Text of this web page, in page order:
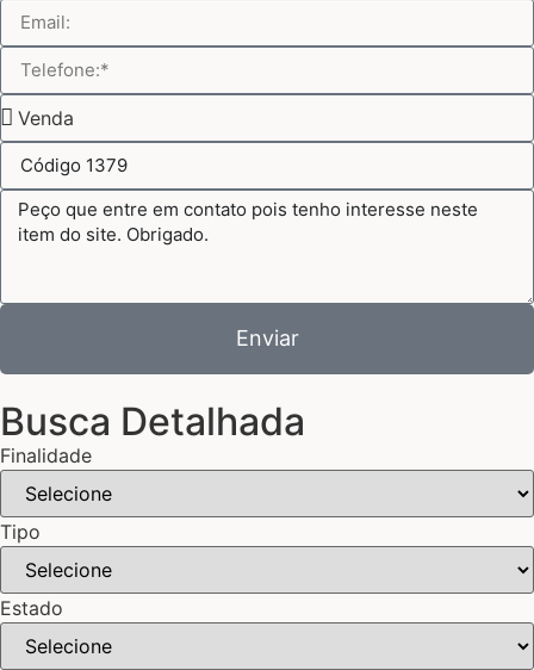
Enviar
Busca Detalhada
Finalidade
Tipo
Estado